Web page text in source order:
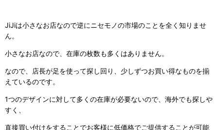
JiJiは小さなお店なので逆にニセモノの市場のことを全く知りませ
ん。
小さなお店なので、在庫の枚数も多くはありません。
なので、店長が足を使って探し回り、 少しずつお買い得なものを揃
えているのです。
1つのデザインに対して多くの在庫が必要ないので、 海外でも探しや
すく、
直接買い付けをすることでお客様に低価格でご提供することが可能